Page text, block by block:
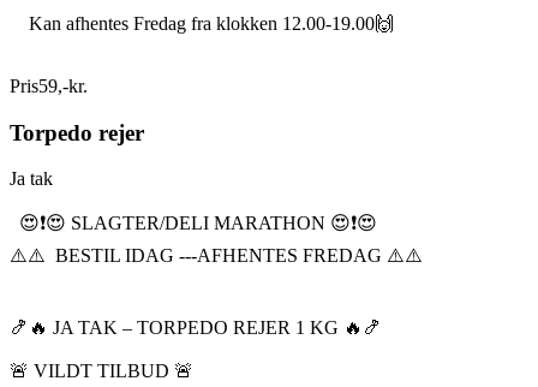
Kan afhentes Fredag fra klokken 12.00-19.00🙌
Pris59,-kr.
Torpedo rejer
Ja tak
😍❗️😍 SLAGTER/DELI MARATHON 😍❗️😍
⚠️⚠️ BESTIL IDAG ---AFHENTES FREDAG ⚠️⚠️
🍤🔥 JA TAK – TORPEDO REJER 1 KG 🔥🍤
🚨 VILDT TILBUD 🚨